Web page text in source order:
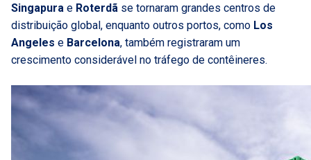
Singapura e Roterdã se tornaram grandes centros de
distribuição global, enquanto outros portos, como Los
Angeles e Barcelona, também registraram um
crescimento considerável no tráfego de contêineres.